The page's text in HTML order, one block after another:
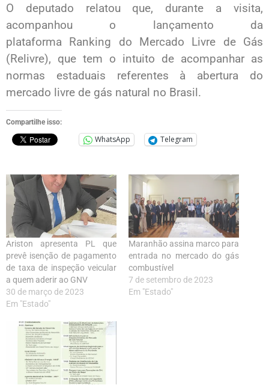
O deputado relatou que, durante a visita,
acompanhou o lançamento da
plataforma Ranking do Mercado Livre de Gás
(Relivre), que tem o intuito de acompanhar as
normas estaduais referentes à abertura do
mercado livre de gás natural no Brasil.
Compartilhe isso:
WhatsApp Telegram
Ariston apresenta PL que
prevê isenção de pagamento
de taxa de inspeção veicular
a quem aderir ao GNV
30 de março de 2023
Em "Estado"
Maranhão assina marco para
entrada no mercado do gás
combustível
7 de setembro de 2023
Em "Estado"